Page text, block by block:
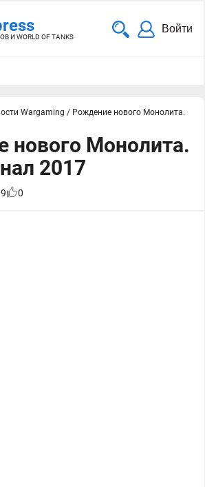
И WORLD OF TANKS
Войти
Wargaming / Рождение нового Монолита.
нового Монолита.
2017
0